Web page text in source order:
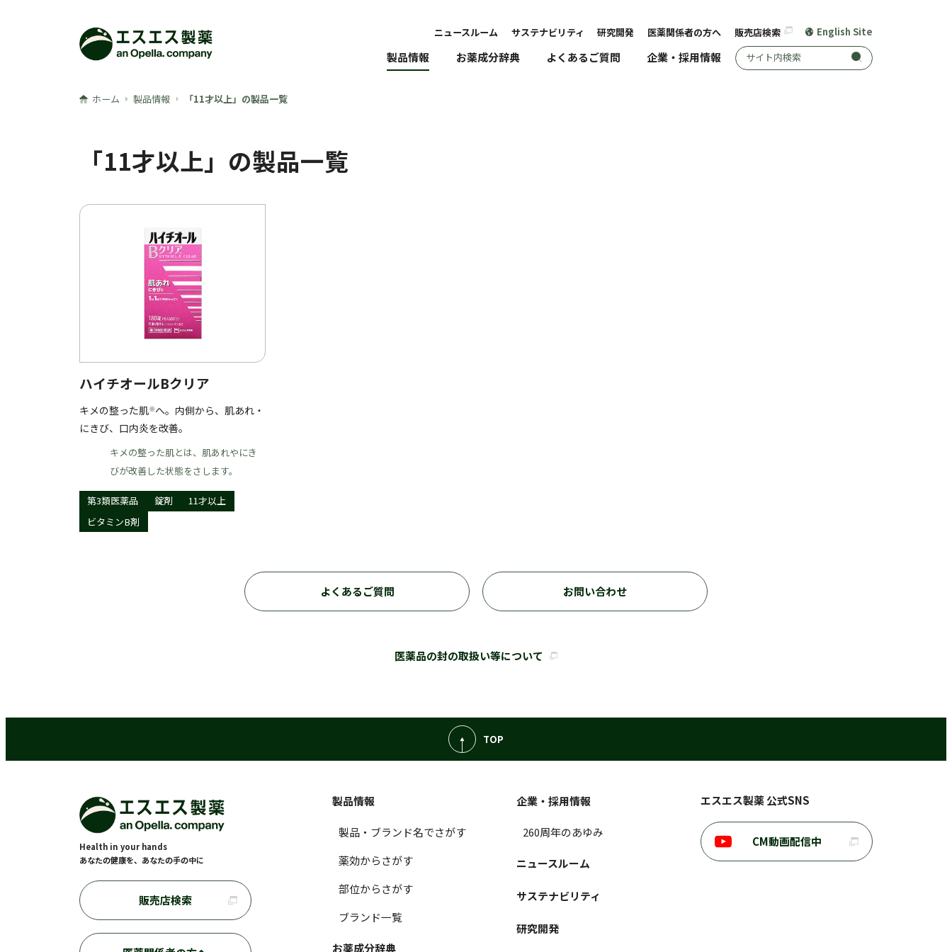
製品情報 お薬成分辞典 よくあるご質問 企業・採用情報 サイト内検索
ニュースルーム サステナビリティ 研究開発 医薬関係者の方へ 販売店検索 English Site
ホーム 製品情報 「11才以上」の製品一覧
「11才以上」の製品一覧
ハイチオールBクリア
キメの整った肌※へ。内側から、肌あれ・
にきび、口内炎を改善。
キメの整った肌とは、肌あれやにき
びが改善した状態をさします。
第3類医薬品 錠剤
11才以上
ビタミンB剤
よくあるご質問 お問い合わせ
医薬品の封の取扱い等について
TOP
Health in your hands
あなたの健康を、あなたの手の中に
販売店検索
製品情報
製品・ブランド名でさがす
薬効からさがす
部位からさがす
ブランド一覧
お薬成分辞典
企業・採用情報
260周年のあゆみ
ニュースルーム
サステナビリティ
研究開発
エスエス製薬 公式SNS
CM動画配信中